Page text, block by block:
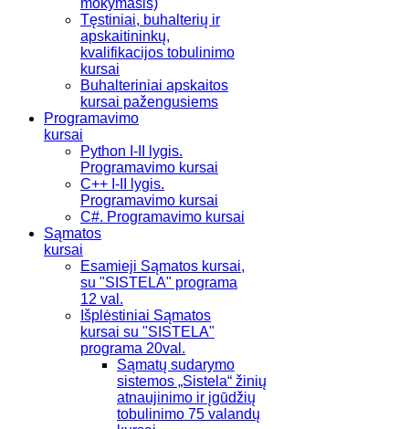
Tęstiniai, buhalterių ir
apskaitininkų,
kvalifikacijos tobulinimo
kursai
Buhalteriniai apskaitos
kursai pažengusiems
Programavimo
kursai
Python I-II lygis.
Programavimo kursai
C++ I-II lygis.
Programavimo kursai
C#. Programavimo kursai
Sąmatos
kursai
Esamieji Sąmatos kursai,
su "SISTELA" programa
12 val.
Išplėstiniai Sąmatos
kursai su "SISTELA"
programa 20val.
Sąmatų sudarymo
sistemos „Sistela“ žinių
atnaujinimo ir įgūdžių
tobulinimo 75 valandų